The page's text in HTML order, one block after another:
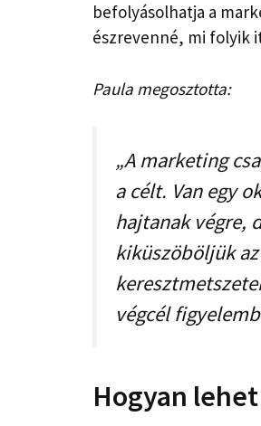
befolyásolhatja a
észrevenné, mi folyik
Paula megosztotta:
„A marketing
a célt. Van egy
hajtanak végre,
kiküszöböljük
végcél
Hogyan